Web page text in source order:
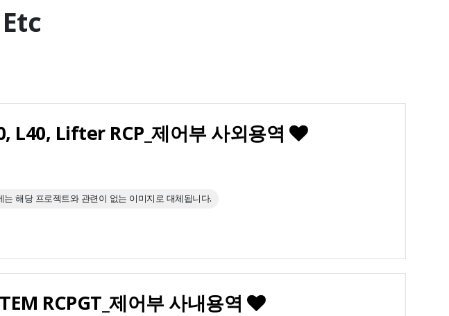
L40, Lifter RCP_제어부 사외용역
해당 프로젝트와 관련이 없는 이미지로 대체됩니다.
RCPGT_제어부 사내용역